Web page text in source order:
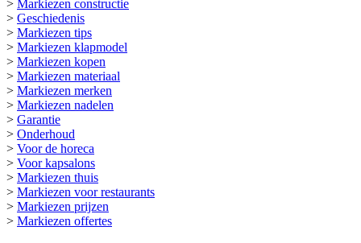
> Markiezen constructie
> Geschiedenis
> Markiezen tips
> Markiezen klapmodel
> Markiezen kopen
> Markiezen materiaal
> Markiezen merken
> Markiezen nadelen
> Garantie
> Onderhoud
> Voor de horeca
> Voor kapsalons
> Markiezen thuis
> Markiezen voor restaurants
> Markiezen prijzen
> Markiezen offertes